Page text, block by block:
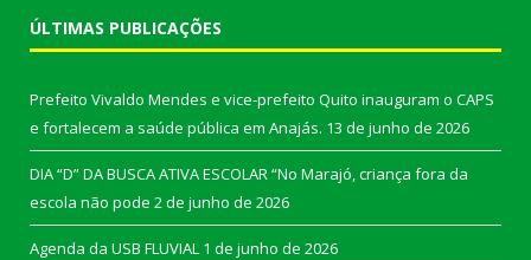
ÚLTIMAS PUBLICAÇÕES
Prefeito Vivaldo Mendes e vice-prefeito Quito inauguram o CAPS
e fortalecem a saúde pública em Anajás. 13 de junho de 2026
DIA “D” DA BUSCA ATIVA ESCOLAR “No Marajó, criança fora da
escola não pode 2 de junho de 2026
Agenda da USB FLUVIAL 1 de junho de 2026